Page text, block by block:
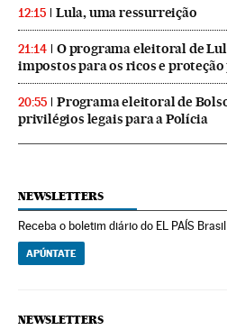
12:15 Lula, uma ressurreição
21:14
O programa eleitoral de
impostos para os ricos e
20:55
Programa eleitoral de
privilégios legais para a Polícia
NEWSLETTERS
Receba o boletim diário do EL PAÍS Brasil
APÚNTATE
NEWSLETTERS